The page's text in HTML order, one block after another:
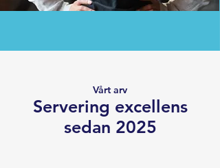
Vårt arv
Servering excellens
sedan 2025